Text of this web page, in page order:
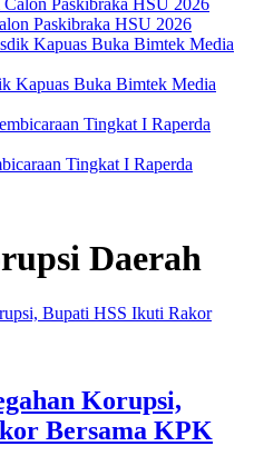
Paskibraka HSU 2026
Kapuas Buka Bimtek Media
Tingkat I Raperda
Daerah
Korupsi,
Bersama KPK